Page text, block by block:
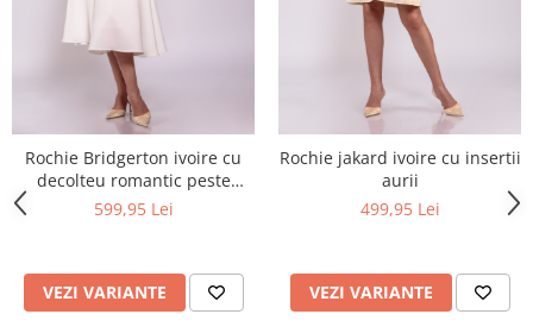
Rochie Bridgerton ivoire cu
decolteu romantic peste
umeri
599,95 Lei
VEZI VARIANTE
Rochie jakard ivoire cu insertii
aurii
499,95 Lei
VEZI VARIANTE